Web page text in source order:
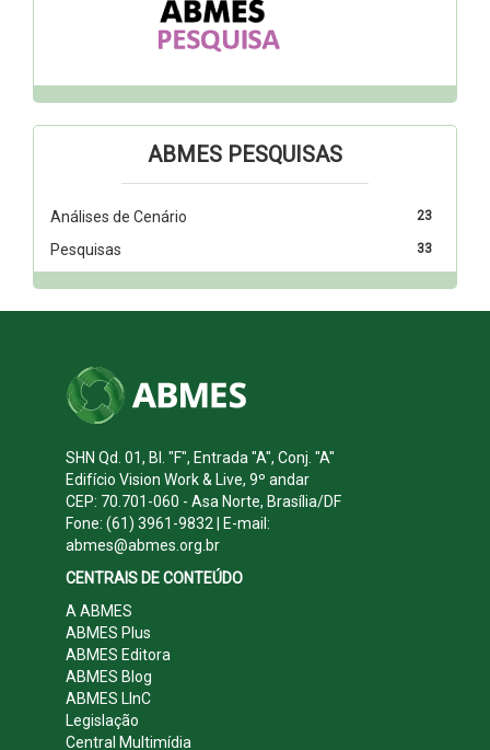
ABMES PESQUISAS
23
Análises de Cenário
33
Pesquisas
SHN Qd. 01, Bl. "F", Entrada "A", Conj. "A"
Edifício Vision Work & Live, 9º andar
CEP: 70.701-060 - Asa Norte, Brasília/DF
Fone: (61) 3961-9832 | E-mail:
abmes@abmes.org.br
CENTRAIS DE CONTEÚDO
A ABMES
ABMES Plus
ABMES Editora
ABMES Blog
ABMES LInC
Legislação
Central Multimídia